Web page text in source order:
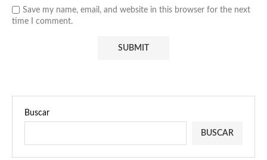
Save my name, email, and website in this browser for the next
time I comment.
Buscar
BUSCAR